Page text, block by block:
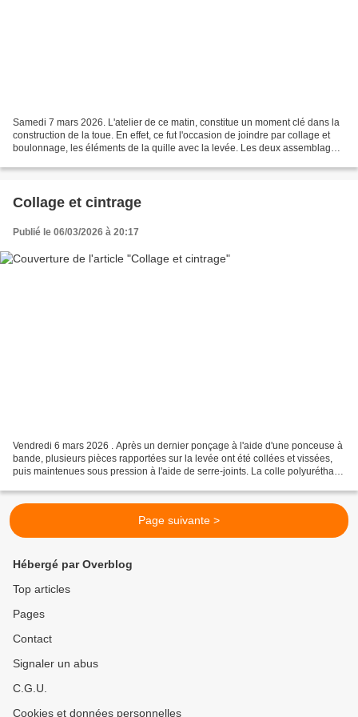
Samedi 7 mars 2026. L'atelier de ce matin, constitue un moment clé dans la
construction de la toue. En effet, ce fut l'occasion de joindre par collage et
boulonnage, les éléments de la quille avec la levée. Les deux assemblages
Collage et cintrage
Publié le 06/03/2026 à 20:17
Vendredi 6 mars 2026 . Après un dernier ponçage à l'aide d'une ponceuse à
bande, plusieurs pièces rapportées sur la levée ont été collées et vissées,
puis maintenues sous pression à l'aide de serre-joints. La colle polyuréthane
Page suivante >
Hébergé par Overblog
Top articles
Pages
Contact
Signaler un abus
C.G.U.
Cookies et données personnelles